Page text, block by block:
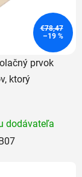
prvok
ktorý
dodávateľa
€78,47
–19 %